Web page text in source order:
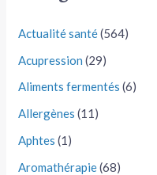
Actualité santé(564)
Acupression (29)
Aliments fermentés (6)
Allergènes (11)
Aphtes (1)
Aromathérapie(68)